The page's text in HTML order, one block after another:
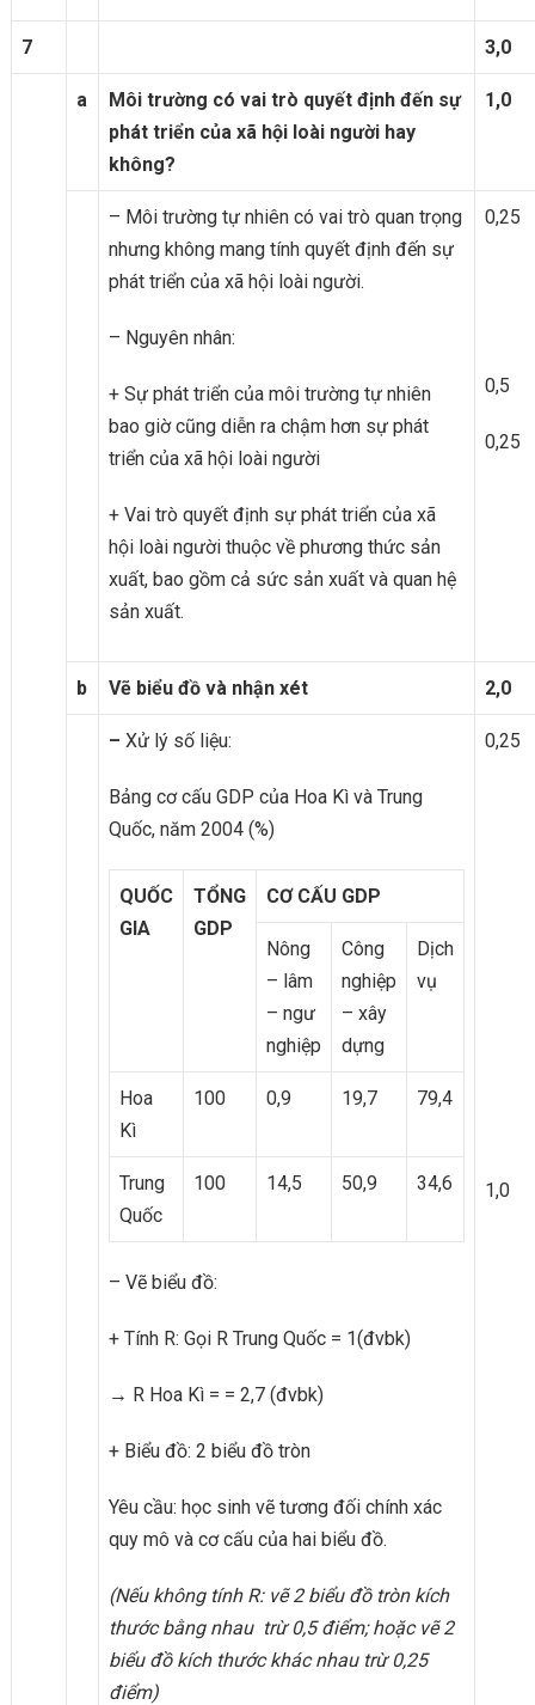
7 3,0
a
Môi trường có vai trò quyết định đến sự
phát triển của xã hội loài người hay
không?
1,0
– Môi trường tự nhiên có vai trò quan trọng
nhưng không mang tính quyết định đến sự
phát triển của xã hội loài người.
– Nguyên nhân:
+ Sự phát triển của môi trường tự nhiên
bao giờ cũng diễn ra chậm hơn sự phát
triển của xã hội loài người
+ Vai trò quyết định sự phát triển của xã
hội loài người thuộc về phương thức sản
xuất, bao gồm cả sức sản xuất và quan hệ
sản xuất.
0,25
0,5
0,25
b Vẽ biểu đồ và nhận xét 2,0
– Xử lý số liệu:
Bảng cơ cấu GDP của Hoa Kì và Trung
Quốc, năm 2004 (%)
QUỐC
GIA
TỔNG
GDP
CƠ CẤU GDP
Nông
– lâm
– ngư
nghiệp
Công
nghiệp
– xây
dựng
Dịch
vụ
Hoa
Kì
100 0,9 19,7 79,4
Trung
Quốc
100 14,5 50,9 34,6
– Vẽ biểu đồ:
+ Tính R: Gọi R Trung Quốc = 1(đvbk)
→ R Hoa Kì = = 2,7 (đvbk)
+ Biểu đồ: 2 biểu đồ tròn
Yêu cầu: học sinh vẽ tương đối chính xác
quy mô và cơ cấu của hai biểu đồ.
(Nếu không tính R: vẽ 2 biểu đồ tròn kích
thước bằng nhau trừ0,5 điểm; hoặc vẽ 2
biểu đồ kích thước khác nhau trừ 0,25
điểm)
0,25
1,0